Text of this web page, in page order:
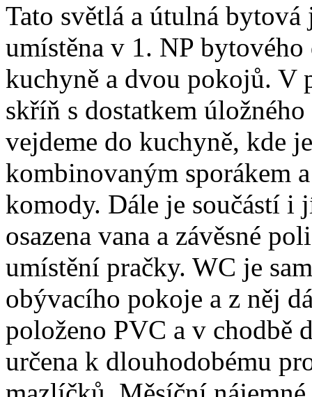
Tato světlá a útulná
umístěna v 1. NP bytového
kuchyně a dvou pokojů. V
skříň s dostatkem
vejdeme do kuchyně, kde
kombinovaným sporákem
komody. Dále je součástí i
osazena vana a závěsné
umístění pračky. WC je
obývacího pokoje a z něj
položeno PVC a v chodbě
určena k dlouhodobému